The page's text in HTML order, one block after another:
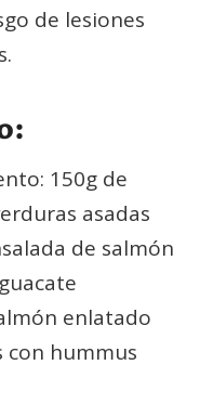
de lesiones
150g de
asadas
de salmón
enlatado
con hummus